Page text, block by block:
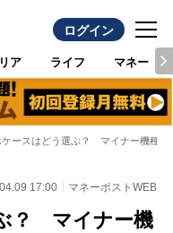
ログイン
ア ライフ マネー
ケースはどう選ぶ？ マイナー機種ユ
17:00 マネーポストWEB
？ マイナー機